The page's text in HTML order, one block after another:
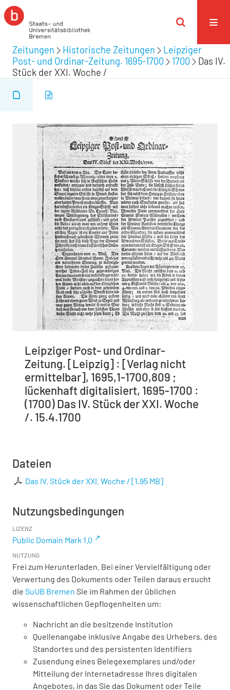
Zeitungen Historische Zeitungen
Leipziger
Post- und Ordinar-Zeitung. 1695-1700
1700
Das IV.
Stück der XXI. Woche /
Leipziger Post- und Ordinar-
Zeitung. [Leipzig] : [Verlag nicht
ermittelbar], 1695,1-1700,809 ;
lückenhaft digitalisiert, 1695-1700 :
(1700) Das IV. Stück der XXI. Woche
/. 15.4.1700
Dateien
Das IV. Stück der XXI. Woche / [1,95 MB]
Nutzungsbedingungen
LIZENZ
Public Domain Mark 1.0
NUTZUNG
Frei zum Herunterladen. Bei einer Vervielfältigung oder
Verwertung des Dokuments oder Teilen daraus ersucht
die SuUB Bremen Sie im Rahmen der üblichen
wissenschaftlichen Gepflogenheiten um:
Nachricht an die besitzende Institution
Quellenangabe inklusive Angabe des Urhebers, des
Standortes und des persistenten Identifiers
Zusendung eines Belegexemplares und/oder
Mitteilung der Internetadresse Ihres digitalen
Angebotes, in das Sie das Dokument oder Teile